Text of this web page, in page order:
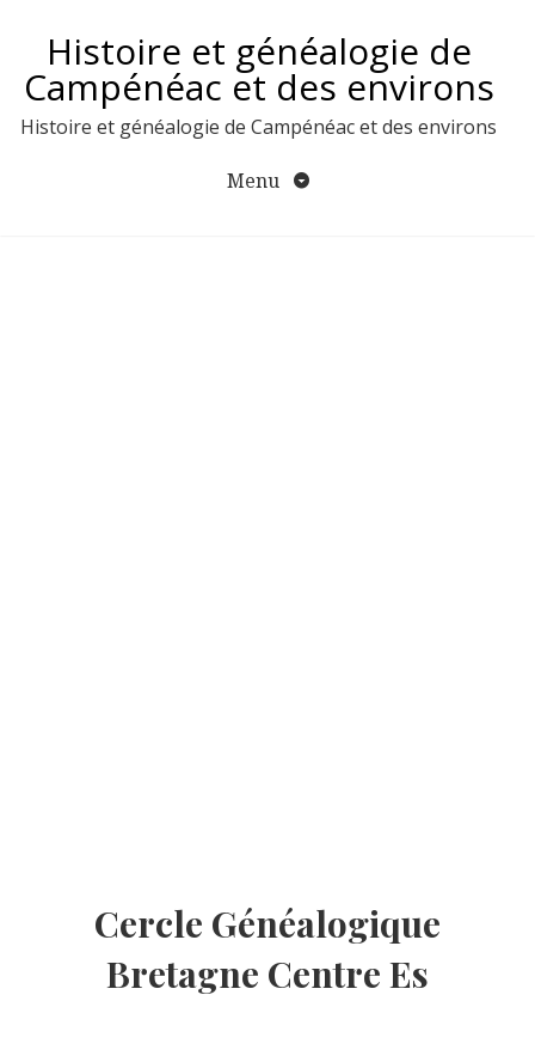
contenuHistoire et généalogie de
Campénéac et des environs
Histoire et généalogie de Campénéac et des environs
Menu
Cercle Généalogique
Bretagne Centre Es